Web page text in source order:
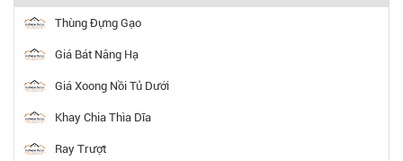
Thùng Đựng Gạo
Giá Bát Nâng Hạ
Giá Xoong Nồi Tủ Dưới
Khay Chia Thìa Dĩa
Ray Trượt